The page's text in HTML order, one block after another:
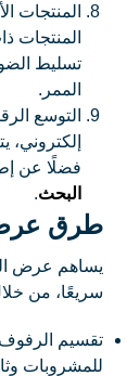
المنتجات
المنتجات
تسليط
الممر.
التوسع
إلكتروني،
فضلًا عن
البحث.
طرق عرض
يساهم عرض
سريعًا، من
تقسيم
للمشروبات